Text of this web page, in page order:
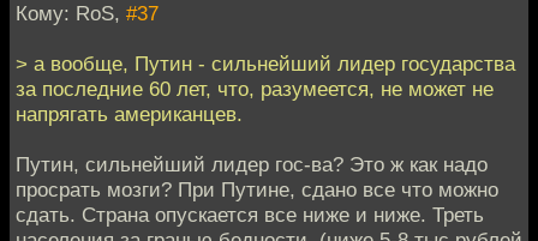
Кому: RoS, #37
> а вообще, Путин - сильнейший лидер государства
за последние 60 лет, что, разумеется, не может не
напрягать американцев.
Путин, сильнейший лидер гос-ва? Это ж как надо
просрать мозги? При Путине, сдано все что можно
сдать. Страна опускается все ниже и ниже. Треть